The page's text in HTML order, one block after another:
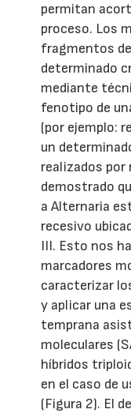
permitan
proceso. Los
fragmentos
determinado
mediante
fenotipo de
(por ejemplo:
un
realizados por
demostrado
a Alternaria
recesivo
III. Esto nos
marcadores
caracterizar
y aplicar una
temprana
moleculares
híbridos
en el caso de
(Figura 2). El